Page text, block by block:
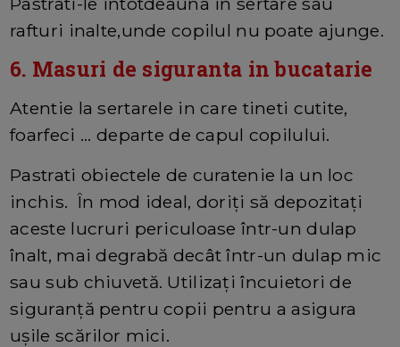
rafturi inalte,unde copilul nu poate ajunge.
6. Masuri de siguranta in bucatarie
Atentie la sertarele in care tineti cutite,
foarfeci ... departe de capul copilului.
Pastrati obiectele de curatenie la un loc
inchis. În mod ideal, doriți să depozitați
aceste lucruri periculoase într-un dulap
înalt, mai degrabă decât într-un dulap mic
sau sub chiuvetă. Utilizați încuietori de
siguranță pentru copii pentru a asigura
ușile scărilor mici.